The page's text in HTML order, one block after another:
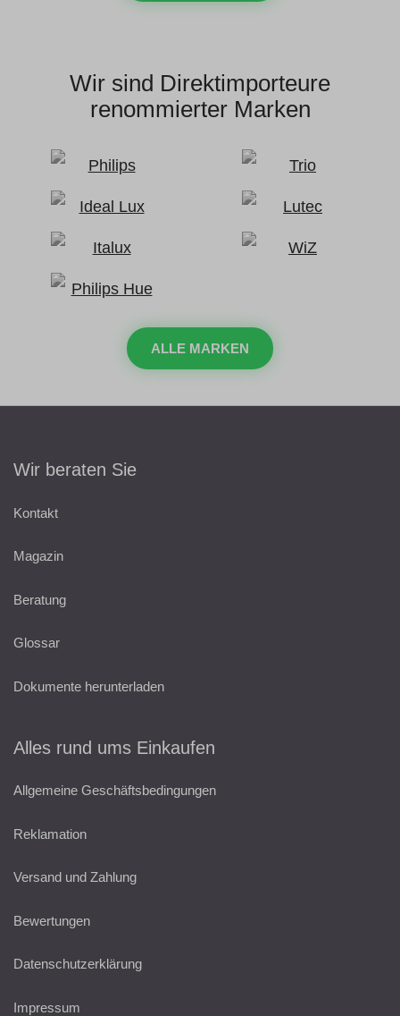
Wir sind Direktimporteure
renommierter Marken
ALLE MARKEN
Wir beraten Sie
Kontakt
Magazin
Beratung
Glossar
Dokumente herunterladen
Alles rund ums Einkaufen
Allgemeine Geschäftsbedingungen
Reklamation
Versand und Zahlung
Bewertungen
Datenschutzerklärung
Impressum